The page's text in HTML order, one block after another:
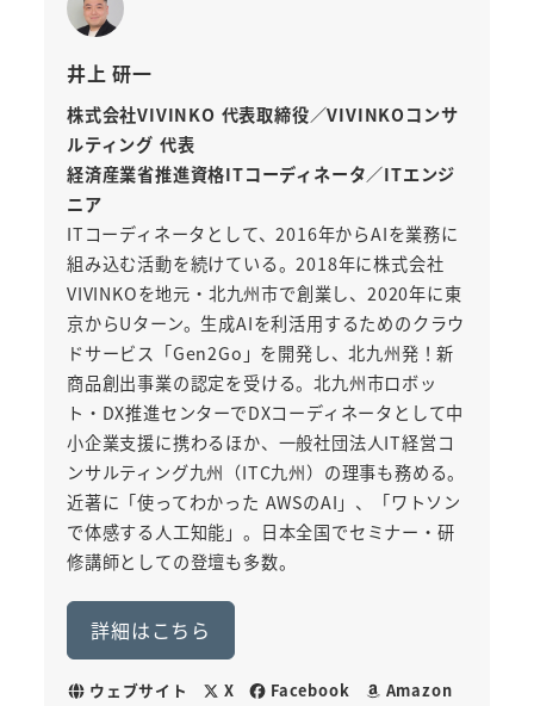
井上 研一
株式会社VIVINKO 代表取締役／VIVINKOコンサ
ルティング 代表
経済産業省推進資格ITコーディネータ／ITエンジ
ニア
ITコーディネータとして、2016年からAIを業務に
組み込む活動を続けている。2018年に株式会社
VIVINKOを地元・北九州市で創業し、2020年に東
京からUターン。生成AIを利活用するためのクラウ
ドサービス「Gen2Go」を開発し、北九州発！新
商品創出事業の認定を受ける。北九州市ロボッ
ト・DX推進センターでDXコーディネータとして中
小企業支援に携わるほか、一般社団法人IT経営コ
ンサルティング九州（ITC九州）の理事も務める。
近著に「使ってわかった AWSのAI」、「ワトソン
で体感する人工知能」。日本全国でセミナー・研
修講師としての登壇も多数。
詳細はこちら
ウェブサイト X Facebook Amazon